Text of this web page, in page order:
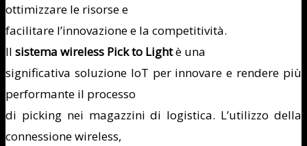
ottimizzare le risorse e
facilitare l’innovazione e la competitività.
Il sistema wireless Pick to Lightè una
significativa soluzione IoT per innovare e rendere più
performante il processo
di picking nei magazzini di logistica. L’utilizzo della
connessione wireless,